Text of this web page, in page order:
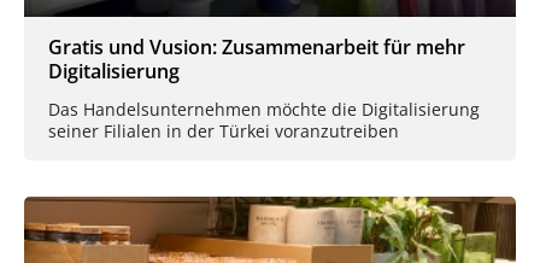
Gratis und Vusion: Zusammenarbeit für mehr
Digitalisierung
Das Handelsunternehmen möchte die Digitalisierung
seiner Filialen in der Türkei voranzutreiben